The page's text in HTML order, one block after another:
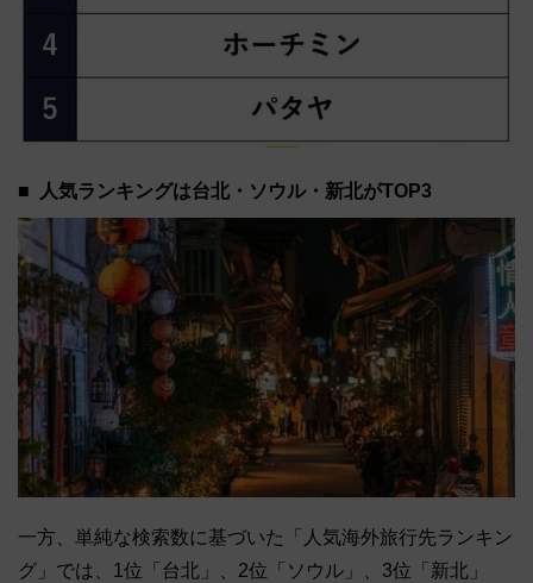
人気ランキングは台北・ソウル・新北がTOP3
一方、単純な検索数に基づいた「人気海外旅行先ランキン
グ」では、1位「台北」、2位「ソウル」、3位「新北」